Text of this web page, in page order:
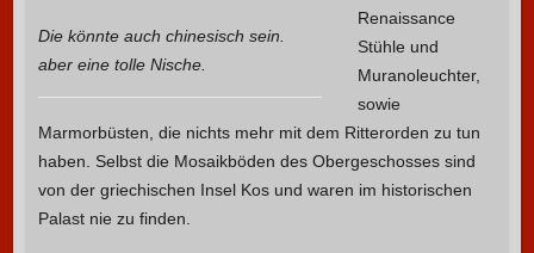
Die könnte auch chinesisch sein.
aber eine tolle Nische.
Renaissance
Stühle und
Muranoleuchter,
sowie
Marmorbüsten, die nichts mehr mit dem Ritterorden zu tun
haben. Selbst die Mosaikböden des Obergeschosses sind
von der griechischen Insel Kos und waren im historischen
Palast nie zu finden.